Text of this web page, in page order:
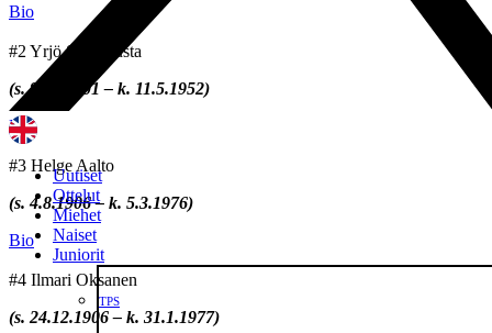
Uutiset
Ottelut
Miehet
Naiset
Juniorit
TPS
Bio
#2 Yrjö Suontausta
(s. 9.12.1901 – k. 11.5.1952)
Bio
#3 Helge Aalto
(s. 4.8.1906 – k. 5.3.1976)
Bio
#4 Ilmari Oksanen
(s. 24.12.1906 – k. 31.1.1977)